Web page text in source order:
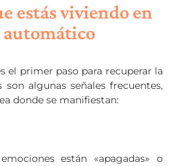
estás viviendo en
el primer paso para recuperar la
algunas señales frecuentes,
donde se manifiestan:
están «apagadas» o